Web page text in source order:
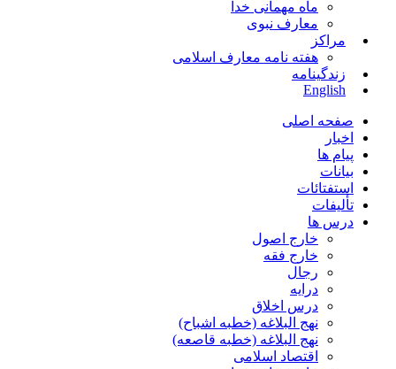
ماه مهمانی خدا
معارف نبوی
مراکز
هفته نامه معارف اسلامی
زندگینامه
English
صفحه اصلی
اخبار
پیام ها
بیانات
استفتائات
تألیفات
درس ها
خارج اصول
خارج فقه
رجال
درایه
درس اخلاق
نهج البلاغه (خطبه اشباح)
نهج البلاغه (خطبه قاصعه)
اقتصاد اسلامی